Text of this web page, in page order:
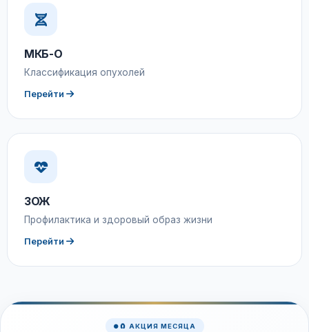
МКБ-О
Классификация опухолей
Перейти
ЗОЖ
Профилактика и здоровый образ жизни
Перейти
🧲 АКЦИЯ МЕСЯЦА